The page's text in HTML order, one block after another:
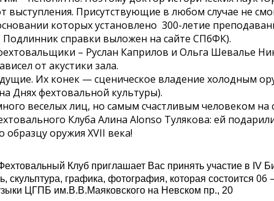
выступления. Присутствующие в любом случае не
которых установлено 300-летие
Подлинник справки выложен на сайте СПбФК).
– Руслан Каприлов и Ольга Шевалье
от акустики зала.
Их конек — сценическое владение холодным
Днях фехтовальной культуры).
веселых лиц, но самым счастливым человеком на
Клуба Алина Alonso Тулякова: ей
образцу оружия XVII века!
Клуб приглашает Вас принять участие в IV
скульптура, графика, фотография, которая состоится 06
ЦГПБ им.В.В.Маяковского на Невском пр., 20